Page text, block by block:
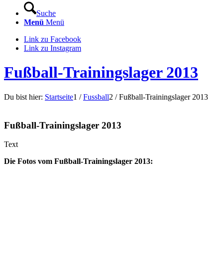
Suche
Menü Menü
Link zu Facebook
Link zu Instagram
Fußball-Trainingslager 2013
Du bist hier: Startseite1 / Fussball2 / Fußball-Trainingslager 2013
Fußball-Trainingslager 2013
Text
Die Fotos vom Fußball-Trainingslager 2013: